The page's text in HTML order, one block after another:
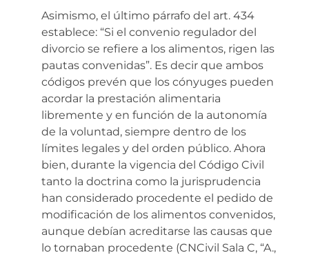
Asimismo, el último párrafo del art. 434
establece: “Si el convenio regulador del
divorcio se refiere a los alimentos, rigen las
pautas convenidas”. Es decir que ambos
códigos prevén que los cónyuges pueden
acordar la prestación alimentaria
libremente y en función de la autonomía
de la voluntad, siempre dentro de los
límites legales y del orden público. Ahora
bien, durante la vigencia del Código Civil
tanto la doctrina como la jurisprudencia
han considerado procedente el pedido de
modificación de los alimentos convenidos,
aunque debían acreditarse las causas que
lo tornaban procedente (CNCivil Sala C, “A.,